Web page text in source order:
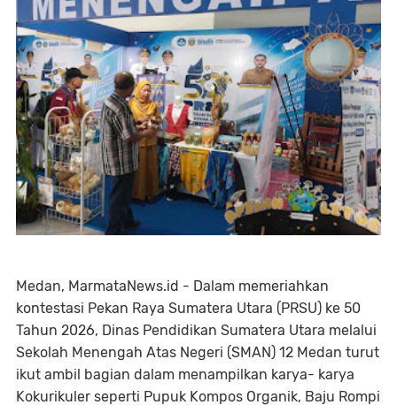
Medan, MarmataNews.id - Dalam memeriahkan
kontestasi Pekan Raya Sumatera Utara (PRSU) ke 50
Tahun 2026, Dinas Pendidikan Sumatera Utara melalui
Sekolah Menengah Atas Negeri (SMAN) 12 Medan turut
ikut ambil bagian dalam menampilkan karya- karya
Kokurikuler seperti Pupuk Kompos Organik, Baju Rompi